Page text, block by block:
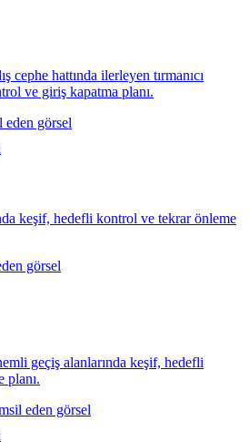
cephe hattında ilerleyen tırmanıcı
ve giriş kapatma planı.
keşif, hedefli kontrol ve tekrar önleme
geçiş alanlarında keşif, hedefli
planı.